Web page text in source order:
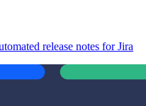
release notes for Jira